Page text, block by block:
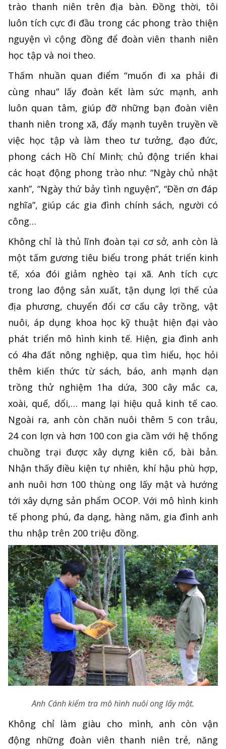
trào thanh niên trên địa bàn. Đồng thời, tôi
luôn tích cực đi đầu trong các phong trào thiện
nguyện vì cộng đồng để đoàn viên thanh niên
học tập và noi theo.
Thấm nhuần quan điểm “muốn đi xa phải đi
cùng nhau” lấy đoàn kết làm sức mạnh, anh
luôn quan tâm, giúp đỡ những bạn đoàn viên
thanh niên trong xã, đẩy mạnh tuyên truyền về
việc học tập và làm theo tư tưởng, đạo đức,
phong cách Hồ Chí Minh; chủ động triển khai
các hoạt động phong trào như: “Ngày chủ nhật
xanh”, “Ngày thứ bảy tình nguyện”, “Đền ơn đáp
nghĩa”, giúp các gia đình chính sách, người có
công…
Không chỉ là thủ lĩnh đoàn tại cơ sở, anh còn là
một tấm gương tiêu biểu trong phát triển kinh
tế, xóa đói giảm nghèo tại xã. Anh tích cực
trong lao động sản xuất, tận dụng lợi thế của
địa phương, chuyển đổi cơ cấu cây trồng, vật
nuôi, áp dụng khoa học kỹ thuật hiện đại vào
phát triển mô hình kinh tế. Hiện, gia đình anh
có 4ha đất nông nghiệp, qua tìm hiểu, học hỏi
thêm kiến thức từ sách, báo, anh mạnh dạn
trồng thử nghiệm 1ha dứa, 300 cây mắc ca,
xoài, quế, dổi,… mang lại hiệu quả kinh tế cao.
Ngoài ra, anh còn chăn nuôi thêm 5 con trâu,
24 con lợn và hơn 100 con gia cầm với hệ thống
chuồng trại được xây dựng kiên cố, bài bản.
Nhận thấy điều kiện tự nhiên, khí hậu phù hợp,
anh nuôi hơn 100 thùng ong lấy mật và hướng
tới xây dựng sản phẩm OCOP. Với mô hình kinh
tế phong phú, đa dạng, hàng năm, gia đình anh
thu nhập trên 200 triệu đồng.
Anh Cánh kiểm tra mô hình nuôi ong lấy mật.
Không chỉ làm giàu cho mình, anh còn vận
động những đoàn viên thanh niên trẻ, năng